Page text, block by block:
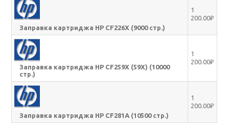
Заправка картриджа HP CF226X (9000 стр.)
1
200.00₽
Заправка картриджа HP CF259X (59X) (10000
стр.)
1
200.00₽
Заправка картриджа HP CF281A (10500 стр.)
1
200.00₽